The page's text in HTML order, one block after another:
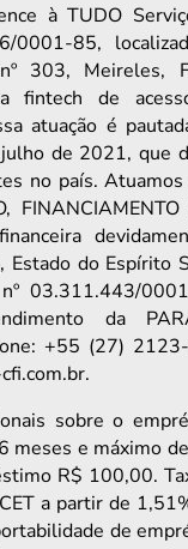
à TUDO
0001-85,
303, Meireles,
fintech de
atuação é
de 2021, que
no país.
Estado do Espírito
03.311.443/
da
+55 (27)
sobre o
meses e máximo
R$ 100,00.
a partir de
de